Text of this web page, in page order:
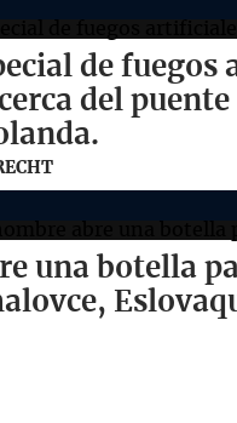
de fuegos
del
una botella